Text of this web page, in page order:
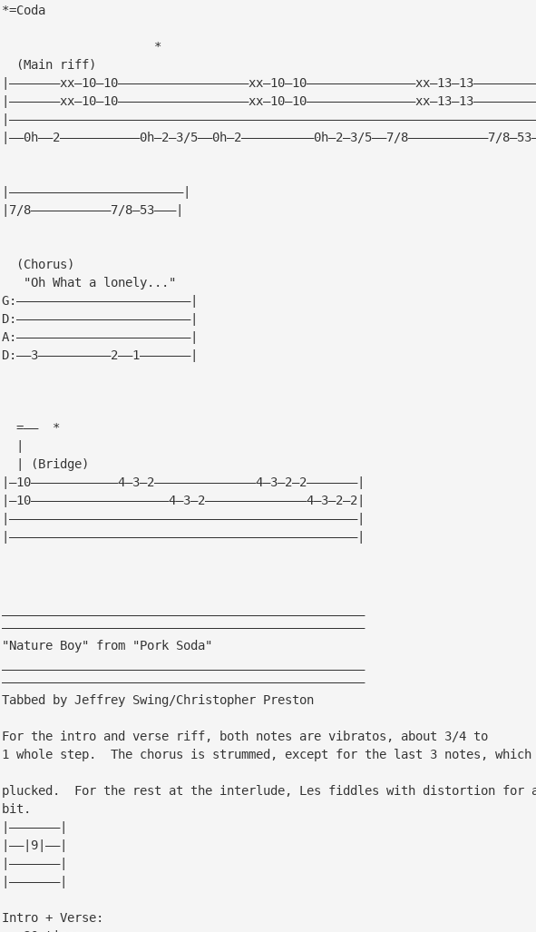
*=Coda
                     *
  (Main riff)
|——0h——2———————————0h—2—3/5——0h—2——————————0h—2—3/5——7/8———————————7/
|————————————————————————|
|7/8———————————7/8—53———|
  (Chorus)
   "Oh What a lonely..."
G:————————————————————————|
D:————————————————————————|
A:————————————————————————|
D:——3——————————2——1———————|
  =——  *
  |
  | (Bridge)
|—10————————————4—3—2——————————————4—3—2—2———————|
|—10———————————————————4—3—2——————————————4—3—2—2|
|————————————————————————————————————————————————|
|————————————————————————————————————————————————|
——————————————————————————————————————————————————
"Nature Boy" from "Pork Soda"
——————————————————————————————————————————————————
Tabbed by Jeffrey Swing/Christopher Preston
For the intro and verse riff, both notes are vibratos, about 3/4 to
1 whole step.  The chorus is strummed, except for the last 3 notes, which
plucked.  For the rest at the interlude, Les fiddles with distortion for
bit.
|———————|
|——|9|——|
|———————|
|———————|
Intro + Verse: